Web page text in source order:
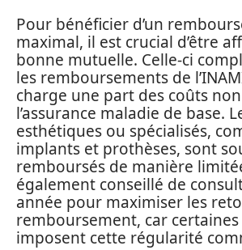
Pour bénéficier d’un
maximal, il est crucial d’être
bonne mutuelle. Celle-ci
les remboursements de
charge une part des coûts
l’assurance maladie de base.
esthétiques ou spécialisés,
implants et prothèses, sont
remboursés de manière
également conseillé de
année pour maximiser les
remboursement, car
imposent cette régularité